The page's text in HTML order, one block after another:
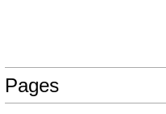
Pages